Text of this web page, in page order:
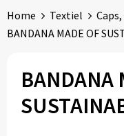
Home Textiel
BANDANA MADE OF
BANDANA